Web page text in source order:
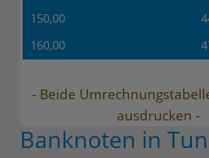
150,00
160,00
- Beide
ausdrucken -
Banknoten in